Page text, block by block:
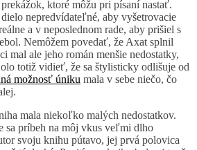
ktoré môžu pri písaní nastať.
nepredvídateľné, aby vyšetrovacie
a v neposlednom rade, aby prišiel s
Nemôžem povedať, že Axat splnil
mal ale jeho román menšie nedostatky,
totiž vidieť, že sa štylisticky odlišuje od
možnosť úniku mala v sebe niečo, čo
mala niekoľko malých nedostatkov.
sa príbeh na môj vkus veľmi dlho
svoju knihu pútavo, jej prvá polovica